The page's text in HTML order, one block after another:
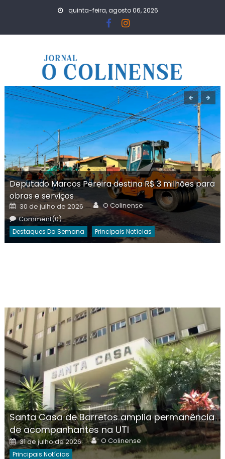
quinta-feira, agosto 06, 2026
Deputado Marcos Pereira destina R$ 3 milhões para
obras e serviços
Posted
on
30 de julho de 2026 Author
O Colinense
Comment(0)
Destaques Da Semana Principais Notícias
Santa Casa de Barretos amplia permanência
de acompanhantes na UTI
Posted
on
31 de julho de 2026 Author
O Colinense
Principais Notícias